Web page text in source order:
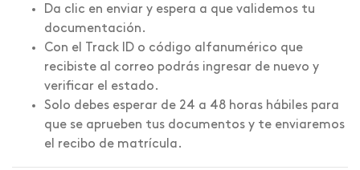
Da clic en enviar y espera a que validemos tu
documentación.
Con el Track ID o código alfanumérico que
recibiste al correo podrás ingresar de nuevo y
verificar el estado.
Solo debes esperar de 24 a 48 horas hábiles para
que se aprueben tus documentos y te enviaremos
el recibo de matrícula.